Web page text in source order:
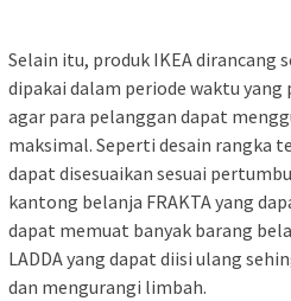
Selain itu, produk IKEA dirancang
dipakai dalam periode waktu yang
agar para pelanggan dapat
maksimal. Seperti desain rangka
dapat disesuaikan sesuai
kantong belanja FRAKTA yang
dapat memuat banyak barang
LADDA yang dapat diisi ulang
dan mengurangi limbah.